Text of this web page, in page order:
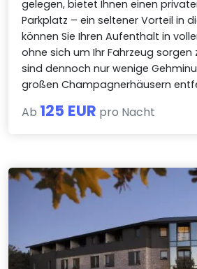
gelegen, bietet Ihnen einen
Parkplatz – ein seltener Vorteil in
können Sie Ihren Aufenthalt in
ohne sich um Ihr Fahrzeug sorgen
sind dennoch nur wenige
großen Champagnerhäusern
Ab 125 EUR pro Nacht